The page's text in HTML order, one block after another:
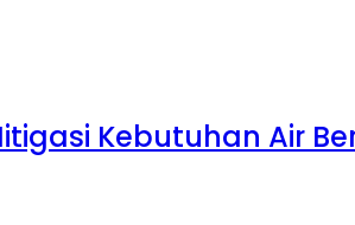
Kebutuhan Air